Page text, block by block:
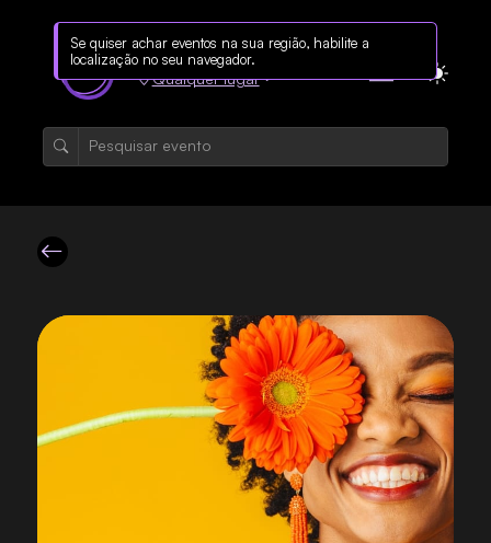
Se quiser achar eventos na sua região, habilite a
localização no seu navegador.
Qualquer lugar